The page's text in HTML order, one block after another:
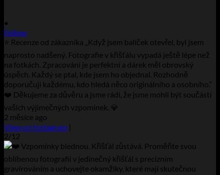
•
Follow
⭐ Recenze od zákazníka „Když jsem balíček otevřel, byl jsem
naprosto nadšený. Fotografie v křišťálu vypadá ještě lépe než
na fotkách. Zpracování je perfektní a dárek měl obrovský
úspěch. Každý se ptal, kde jsem ho objednal. Rozhodně
doporučuji každému, kdo hledá něco originálního a osobního.“
❤️ Děkujeme za důvěru a jsme rádi, že jsme mohli být součástí
vašich výjimečných vzpomínek. 💎
2 měsíce ago
View on Instagram |
2/12